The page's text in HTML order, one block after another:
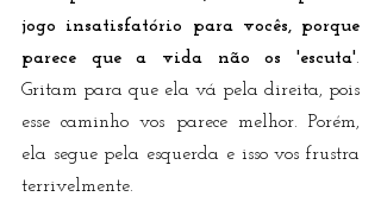
jogo insatisfatório para vocês, porque
parece que a vida não os 'escuta'.
Gritam para que ela vá pela direita, pois
esse caminho vos parece melhor. Porém,
ela segue pela esquerda e isso vos frustra
terrivelmente.